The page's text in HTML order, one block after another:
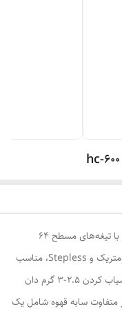
دستگاه آسیاب قهوه هی کافه مدل HC-600 2.0، با تیغه‌های مسطح 64
میلی‌متری و با قابلیت تنظیم درجه آسیاب میکرومتریک و Stepless، مناسب
برای تهیه اسپرسو است. این دستگاه با قابلیت آسیاب کردن 2.5-3 گرم دان
متفاوت سابه قهوه شامل یک